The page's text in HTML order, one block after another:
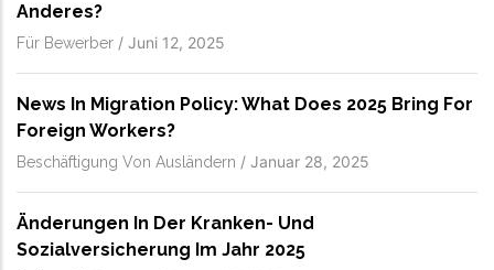
Anderes?
Für Bewerber / Juni 12, 2025
News In Migration Policy: What Does 2025 Bring For
Foreign Workers?
Beschäftigung Von Ausländern / Januar 28, 2025
Änderungen In Der Kranken- Und
Sozialversicherung Im Jahr 2025